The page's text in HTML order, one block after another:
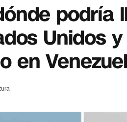
podría
Unidos
en